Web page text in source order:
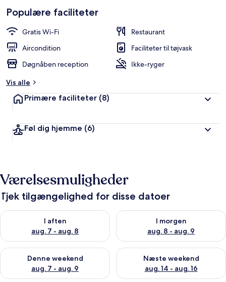
Populære faciliteter
Gratis Wi-Fi
Restaurant
Aircondition
Faciliteter til tøjvask
Døgnåben reception
Ikke-ryger
Vis alle
Primære faciliteter (8)
Føl dig hjemme (6)
Værelsesmuligheder
Tjek tilgængelighed for disse datoer
I aften
aug. 7 - aug. 8
Tjek tilgængelighed for i aften aug. 7 - aug. 8
I morgen
aug. 8 - aug. 9
Tjek tilgængelighed for i
Denne weekend
aug. 7 - aug. 9
Tjek tilgængelighed for denne weekend aug. 7 - aug. 9
Næste weekend
aug. 14 - aug. 16
Tjek tilgængelighed for næste